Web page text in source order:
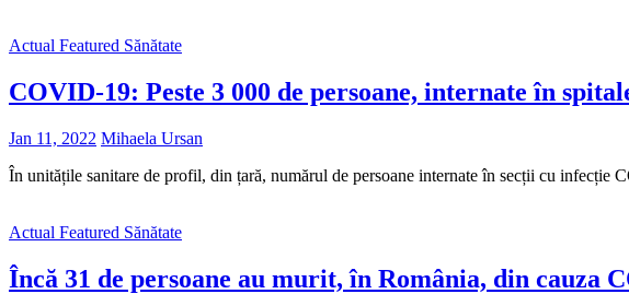
Actual Featured Sănătate
COVID-19: Peste 3 000 de persoane, internate în
Jan 11, 2022 Mihaela Ursan
În unitățile sanitare de profil, din țară, numărul de persoane internate în secții cu infecție
Actual Featured Sănătate
Încă 31 de persoane au murit, în România, din cauza